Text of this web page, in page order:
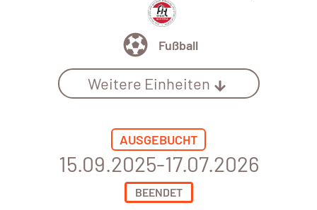
Fußball
Weitere Einheiten
AUSGEBUCHT
15.09.2025-17.07.2026
BEENDET